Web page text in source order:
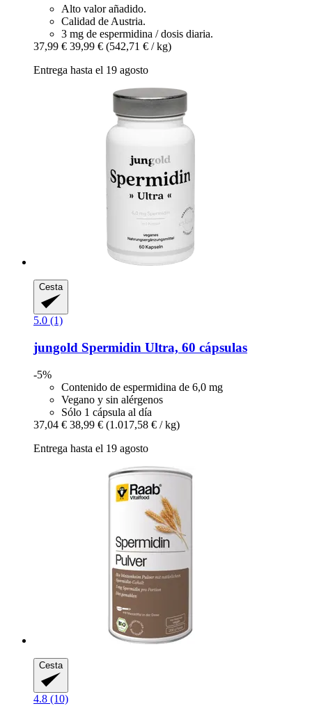
Alto valor añadido.
Calidad de Austria.
3 mg de espermidina / dosis diaria.
37,99 € 39,99 € (542,71 € / kg)
Entrega hasta el 19 agosto
Cesta
5.0 (1)
jungold Spermidin Ultra, 60 cápsulas
-5%
Contenido de espermidina de 6,0 mg
Vegano y sin alérgenos
Sólo 1 cápsula al día
37,04 € 38,99 € (1.017,58 € / kg)
Entrega hasta el 19 agosto
Cesta
4.8 (10)